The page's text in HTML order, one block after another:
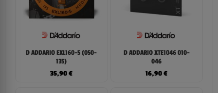
D ADDARIO EXL160-5 (050-
135)
35,90€
D ADDARIO XTE1046 010-
046
16,90€